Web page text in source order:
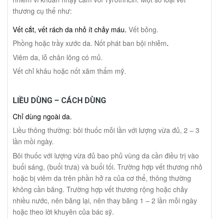
thương cụ thể như:
Vết cắt, vết rách da nhỏ ít chảy máu. Vết bỏng.
Phồng hoặc trầy xước da. Nốt phát ban bội nhiễm.
Viêm da, lỗ chân lông có mủ.
Vết chỉ khâu hoặc nốt xăm thẩm mỹ.
LIỀU DÙNG – CÁCH DÙNG
Chỉ dùng ngoài da.
Liều thông thường: bôi thuốc mỗi lần với lượng vừa đủ, 2 – 3
lần mồi ngày.
Bôi thuốc với lượng vừa đủ bao phủ vùng da cần điều trị vào
buổi sáng, (buổi trưa) và buổi tối. Trường hợp vết thương nhỏ
hoặc bị viêm da trên phần hở ra của cơ thể, thông thường
không cần băng. Trường hợp vết thương rộng hoặc chảy
nhiều nước, nên băng lại, nên thay băng 1 – 2 lần mỗi ngày
hoặc theo lời khuyên của bác sỹ.